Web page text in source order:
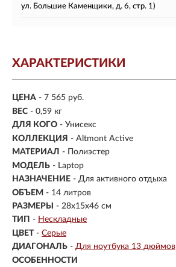
ул. Большие Каменщики, д. 6, стр. 1)
ХАРАКТЕРИСТИКИ
ЦЕНА - 7 565 руб.
ВЕС - 0,59 кг
ДЛЯ КОГО - Унисекс
КОЛЛЕКЦИЯ - Altmont Active
МАТЕРИАЛ -
Полиэстер
МОДЕЛЬ - Laptop
НАЗНАЧЕНИЕ - Для активного отдыха
ОБЪЕМ - 14 литров
РАЗМЕРЫ
- 28x15x46 см
ТИП - Нескладные
ЦВЕТ - Серые
ДИАГОНАЛЬ - Для ноутбука 13 дюймов
ОСОБЕННОСТИ